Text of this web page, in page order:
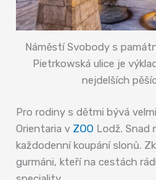
Náměstí Svobody s
Pietrkowská ulice je
nejdelších
Pro rodiny s dětmi bývá
Orientaria v ZOO Lodž. Snad
každodenní koupání slonů.
gurmáni, kteří na cestách